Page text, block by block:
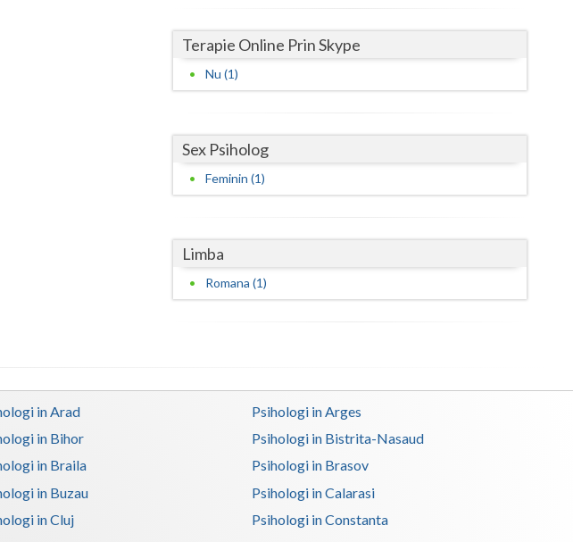
Neamt
Salaj
Valcea
Vaslui
Vrancea
Terapie Online Prin Skype
Nu (1)
Sex Psiholog
Feminin (1)
Limba
Romana (1)
in Arad
Psihologi in Arges
in Bihor
Psihologi in Bistrita-Nasaud
in Braila
Psihologi in Brasov
in Buzau
Psihologi in Calarasi
in Cluj
Psihologi in Constanta